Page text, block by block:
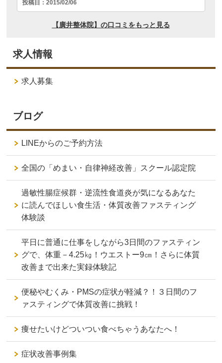
求人情報
求人募集
ブログ
LINEからのご予約方法
全国の「めまい・自律神経改善」スクール認定院
過敏性腸症候群・逆流性食道炎が気になるあなた
に読んでほしい食生活・体質改善ファスティング
体験談
平日に普通に仕事をしながら3日間のファスティン
グで、体重－4.25㎏！ウエストー9㎝！さらに体質
改善まで出来た実録体験記
便秘やむくみ・PMSの症状が軽減？！３日間のフ
ァスティングで体質改善に挑戦！
痩せたいけどついつい食べちゃうあなたへ！
症状改善事例集